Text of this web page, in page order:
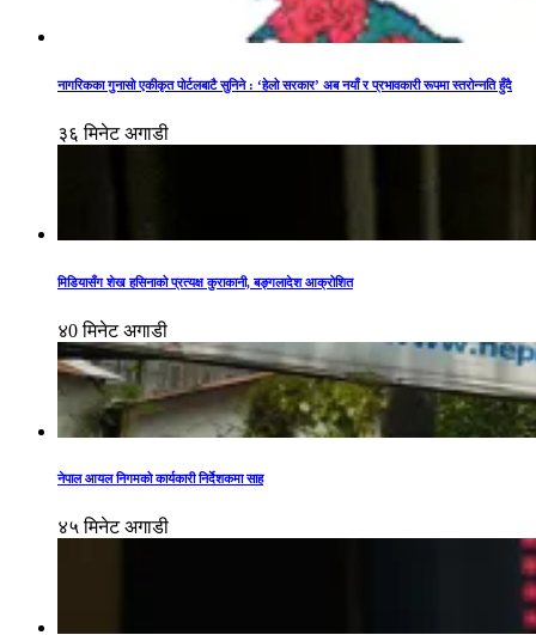
नागरिकका गुनासो एकीकृत पोर्टलबाटै सुनिने : ‘हेलो सरकार’ अब नयाँ र प्रभावकारी रूपमा स्तरोन्नति हुँदै
३६ मिनेट अगाडी
मिडियासँग शेख हसिनाको प्रत्यक्ष कुराकानी, बङ्गलादेश आक्रोशित
४0 मिनेट अगाडी
नेपाल आयल निगमको कार्यकारी निर्देशकमा साह
४५ मिनेट अगाडी